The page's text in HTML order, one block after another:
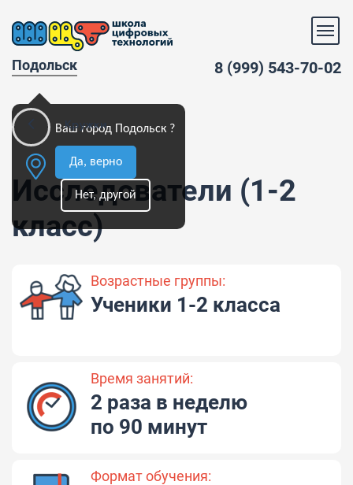
Подольск
Ваш город Подольск ?
Да, верно
Нет, другой
8 (999) 543-70-02
Кружки
Исследователи (1-2
класс)
Возрастные группы:
Ученики 1-2 класса
Время занятий:
2 раза в неделю
по 90 минут
Формат обучения: